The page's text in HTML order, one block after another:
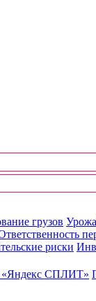
грузов
риски
«Яндекс СПЛИТ»